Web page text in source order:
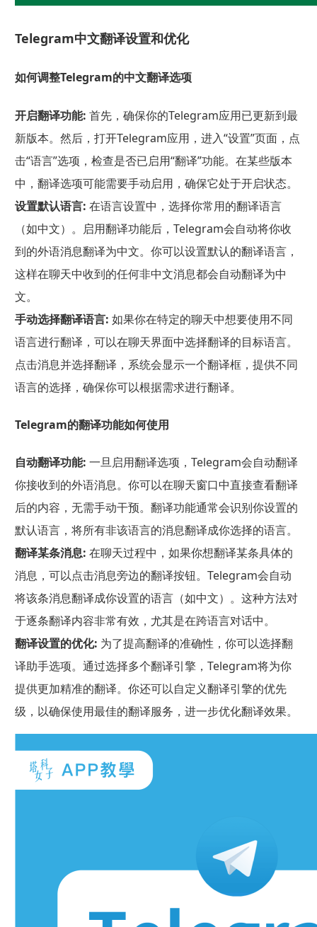
Telegram中文翻译设置和优化
如何调整Telegram的中文翻译选项
开启翻译功能: 首先，确保你的Telegram应用已更新到最
新版本。然后，打开Telegram应用，进入“设置”页面，点
击“语言”选项，检查是否已启用“翻译”功能。在某些版本
中，翻译选项可能需要手动启用，确保它处于开启状态。
设置默认语言: 在语言设置中，选择你常用的翻译语言
（如中文）。启用翻译功能后，Telegram会自动将你收
到的外语消息翻译为中文。你可以设置默认的翻译语言，
这样在聊天中收到的任何非中文消息都会自动翻译为中
文。
手动选择翻译语言: 如果你在特定的聊天中想要使用不同
语言进行翻译，可以在聊天界面中选择翻译的目标语言。
点击消息并选择翻译，系统会显示一个翻译框，提供不同
语言的选择，确保你可以根据需求进行翻译。
Telegram的翻译功能如何使用
自动翻译功能: 一旦启用翻译选项，Telegram会自动翻译
你接收到的外语消息。你可以在聊天窗口中直接查看翻译
后的内容，无需手动干预。翻译功能通常会识别你设置的
默认语言，将所有非该语言的消息翻译成你选择的语言。
翻译某条消息: 在聊天过程中，如果你想翻译某条具体的
消息，可以点击消息旁边的翻译按钮。Telegram会自动
将该条消息翻译成你设置的语言（如中文）。这种方法对
于逐条翻译内容非常有效，尤其是在跨语言对话中。
翻译设置的优化: 为了提高翻译的准确性，你可以选择翻
译助手选项。通过选择多个翻译引擎，Telegram将为你
提供更加精准的翻译。你还可以自定义翻译引擎的优先
级，以确保使用最佳的翻译服务，进一步优化翻译效果。